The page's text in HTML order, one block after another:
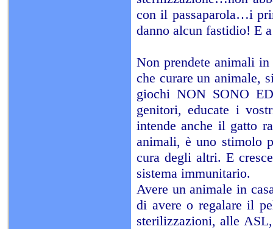
con il passaparola…i
danno alcun fastidio! E
Non prendete animali
che curare un animale,
giochi NON SONO
genitori, educate i
intende anche il gatto
animali, è uno stimolo
cura degli altri. E
sistema immunitario.
Avere un animale in
di avere o regalare il
sterilizzazioni, alle